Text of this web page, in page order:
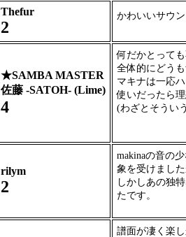
Thefur
2
かわいいサウ
★SAMBA MASTER
佐藤 -SATOH- (Lime)
4
何だかとって
全体的にどう
マキナは一応
使いだったら
(わざとそうい
rilym
2
makinaの音の
象を受けまし
しかしあの独
たです。
譜面が凄く楽し